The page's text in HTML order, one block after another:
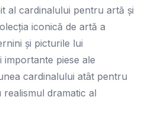
al cardinalului pentru artă și
iconică de artă a
și picturile lui
importante piese ale
cardinalului atât pentru
dramatic al